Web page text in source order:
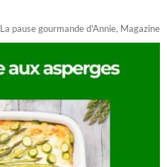
La pause gourmande d'Annie, Magazine